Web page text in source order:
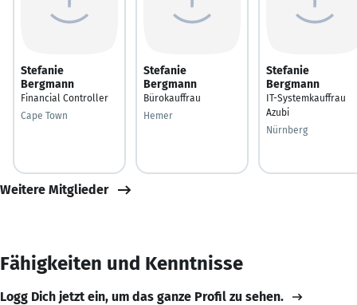
Stefanie
Bergmann
Financial Controller
Cape Town
Stefanie
Bergmann
Bürokauffrau
Hemer
Stefanie
Bergmann
IT-Systemkauffrau
Azubi
Nürnberg
Weitere Mitglieder
Fähigkeiten und Kenntnisse
Logg Dich jetzt ein, um das ganze Profil zu sehen.